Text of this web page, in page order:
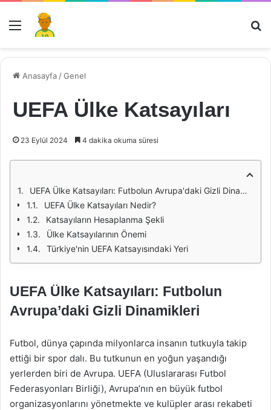
Menü
Anasayfa /Genel
UEFA Ülke Katsayıları
23 Eylül 2024 4 dakika okuma süresi
UEFA Ülke Katsayıları: Futbolun Avrupa'daki Gizli Dinamikleri
UEFA Ülke Katsayıları Nedir?
Katsayıların Hesaplanma Şekli
Ülke Katsayılarının Önemi
Türkiye'nin UEFA Katsayısındaki Yeri
UEFA Ülke Katsayıları: Futbolun
Avrupa’daki Gizli Dinamikleri
Futbol, dünya çapında milyonlarca insanın tutkuyla takip
ettiği bir spor dalı. Bu tutkunun en yoğun yaşandığı
yerlerden biri de Avrupa. UEFA (Uluslararası Futbol
Federasyonları Birliği), Avrupa’nın en büyük futbol
organizasyonlarını yönetmekte ve kulüpler arası rekabeti